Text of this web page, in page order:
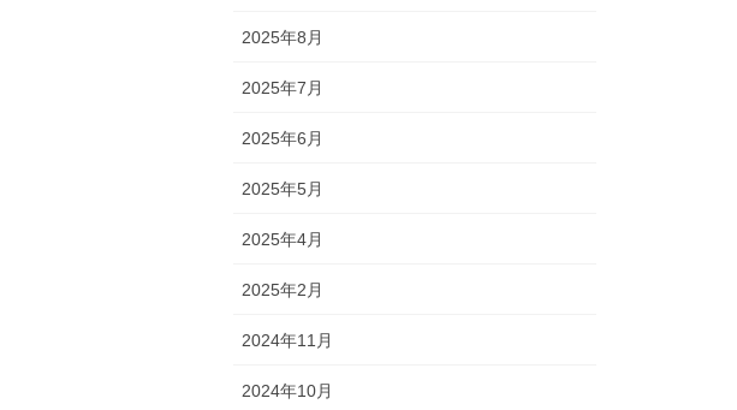
2025年8月
2025年7月
2025年6月
2025年5月
2025年4月
2025年2月
2024年11月
2024年10月